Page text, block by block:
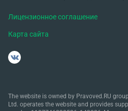
Лицензионное соглашение
Карта сайта
The website is owned by Pravoved.RU
Ltd. operates the website and provides